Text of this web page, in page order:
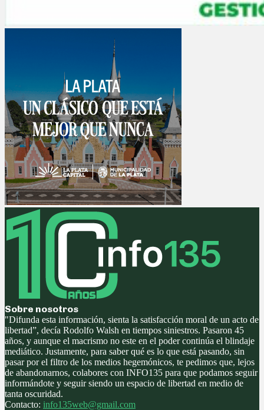
Sobre nosotros
"Difunda esta información, sienta la satisfacción moral de un acto de
libertad”, decía Rodolfo Walsh en tiempos siniestros. Pasaron 45
años, y aunque el macrismo no este en el poder continúa el blindaje
mediático. Justamente, para saber qué es lo que está pasando, sin
pasar por el filtro de los medios hegemónicos, te pedimos que, lejos
de abandonarnos, colabores con INFO135 para que podamos seguir
informándote y seguir siendo un espacio de libertad en medio de
tanta oscuridad.
Contacto: info135web@gmail.com